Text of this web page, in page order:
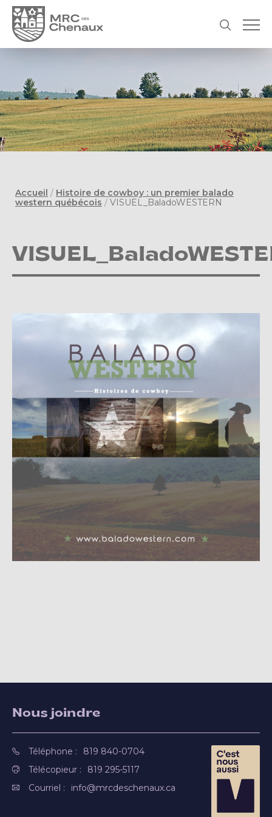
Accueil / Histoire de cowboy : un premier balado
western québécois / VISUEL_BaladoWESTERN
Nous joindre
Téléphone :
819 840-0704
Télécopieur :
819 295-5117
Courriel :
info@mrcdeschenaux.ca